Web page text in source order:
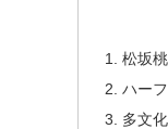
松坂
ハー
多文